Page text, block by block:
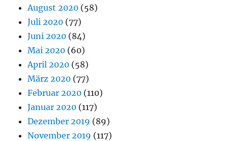
August 2020 (58)
Juli 2020 (77)
Juni 2020 (84)
Mai 2020 (60)
April 2020 (58)
März 2020 (77)
Februar 2020 (110)
Januar 2020 (117)
Dezember 2019 (89)
November 2019 (117)